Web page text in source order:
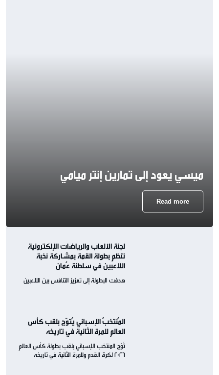
ميسي يعود إلى تمارين إنتر ميامي
Read more
لجنة الألعاب والرياضات الإلكترونية
تنظم بطولة القمة بمشاركة نخبة
اللاعبين في سلطنة عُمان
هدفت البطولة إلى تعزيز التنافس بين اللاعبين
المُنتخبُ الإسباني يُتوّج بلقب كأس
العالم للمرة الثانية في تاريخه
تُوّج المنتخب الإسباني بلقب بطولة كأس العالم
2026 لكرة القدم وللمرة الثانية في تاريخه